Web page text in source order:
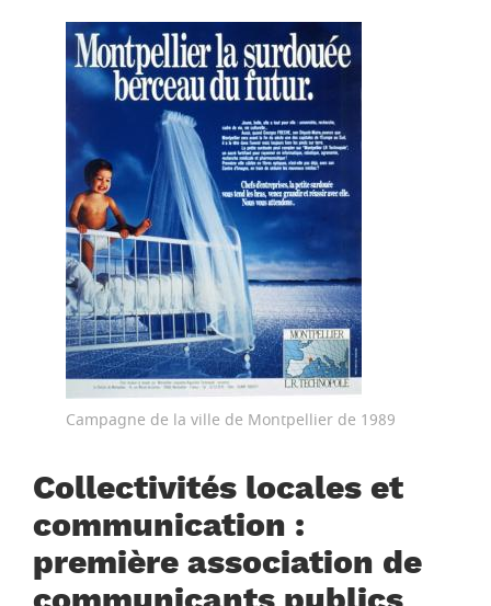
Campagne de la ville de Montpellier de 1989
Collectivités locales et
communication :
première association de